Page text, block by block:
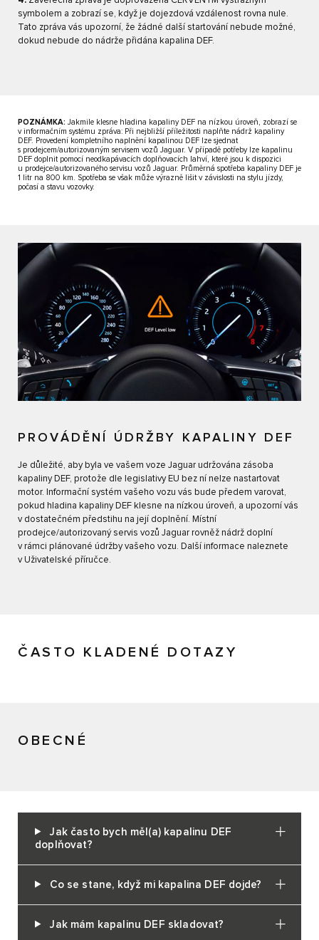
symbolem a zobrazí se, když je dojezdová vzdálenost rovna nule.
Tato zpráva vás upozorní, že žádné další startování nebude možné,
dokud nebude do nádrže přidána kapalina DEF.
POZNÁMKA: Jakmile klesne hladina kapaliny DEF na nízkou úroveň, zobrazí se
v informačním systému zpráva: Při nejbližší příležitosti naplňte nádrž kapaliny
DEF. Provedení kompletního naplnění kapalinou DEF lze sjednat
s prodejcem/autorizovaným servisem vozů Jaguar. V případě potřeby lze kapalinu
DEF doplnit pomocí neodkapávacích doplňovacích lahví, které jsou k dispozici
u prodejce/autorizovaného servisu vozů Jaguar. Průměrná spotřeba kapaliny DEF je
1 litr na 800 km. Spotřeba se však může výrazně lišit v závislosti na stylu jízdy,
počasí a stavu vozovky.
PROVÁDĚNÍ ÚDRŽBY KAPALINY DEF
Je důležité, aby byla ve vašem voze Jaguar udržována zásoba
kapaliny DEF, protože dle legislativy EU bez ní nelze nastartovat
motor. Informační systém vašeho vozu vás bude předem varovat,
pokud hladina kapaliny DEF klesne na nízkou úroveň, a upozorní vás
v dostatečném předstihu na její doplnění. Místní
prodejce/autorizovaný servis vozů Jaguar rovněž nádrž doplní
v rámci plánované údržby vašeho vozu. Další informace naleznete
v Uživatelské příručce.
ČASTO KLADENÉ DOTAZY
OBECNÉ
Jak často bych měl(a) kapalinu DEF
doplňovat?
Co se stane, když mi kapalina DEF dojde?
Jak mám kapalinu DEF skladovat?